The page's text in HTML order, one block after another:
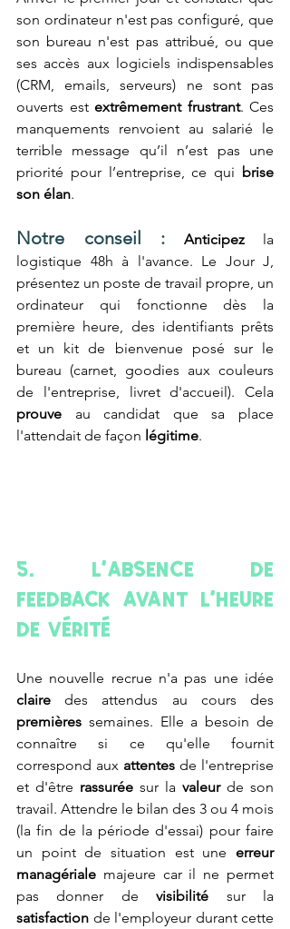
son ordinateur n'est pas configuré, que
son bureau n'est pas attribué, ou que
ses accès aux logiciels indispensables
(CRM, emails, serveurs) ne sont pas
ouverts est extrêmement frustrant. Ces
manquements renvoient au salarié le
terrible message qu’il n’est pas une
priorité pour l’entreprise, ce qui brise
son élan.
Notre conseil : Anticipez la
logistique 48h à l'avance. Le Jour J,
présentez un poste de travail propre, un
ordinateur qui fonctionne dès la
première heure, des identifiants prêts
et un kit de bienvenue posé sur le
bureau (carnet, goodies aux couleurs
prouve au candidat que sa place
l'attendait de façon légitime.
5. L'absence de
feedback avant l'heure
de vérité
claire
premières semaines. Elle a besoin de
connaître si ce qu'elle fournit
correspond aux attentes de l'entreprise
et d'être rassurée sur la valeur de son
travail. Attendre le bilan des 3 ou 4 mois
(la fin de la période d'essai) pour faire
un point de situation est une erreur
managériale majeure car il ne permet
pas donner de visibilité
satisfaction de l'employeur durant cette